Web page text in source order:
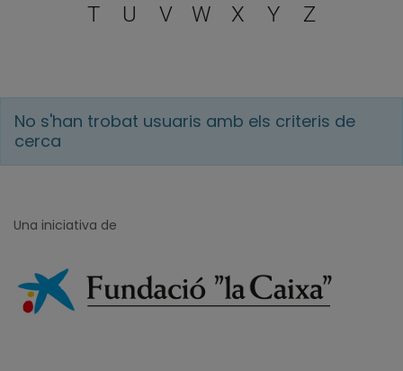
T
U V W X Y Z
No s'han trobat usuaris amb els criteris de
cerca
Una iniciativa de